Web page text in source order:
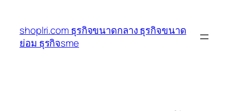
เนื้อหา
shoplri.com ธุรกิจขนาดกลาง ธุรกิจขนาด
ย่อม ธุรกิจsme